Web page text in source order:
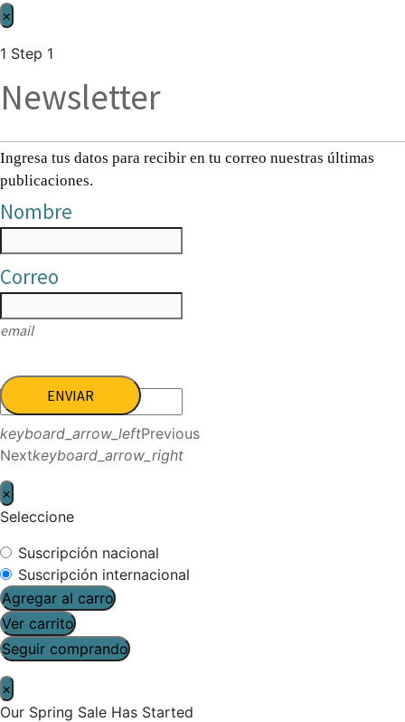
×
1 Step 1
Newsletter
Ingresa tus datos para recibir en tu correo nuestras últimas
publicaciones.
Nombre
Correo
email
ENVIAR
keyboard_arrow_leftPrevious
Nextkeyboard_arrow_right
×
Seleccione
Suscripción nacional
Suscripción internacional
Agregar al carro
Ver carrito
Seguir comprando
×
Our Spring Sale Has Started